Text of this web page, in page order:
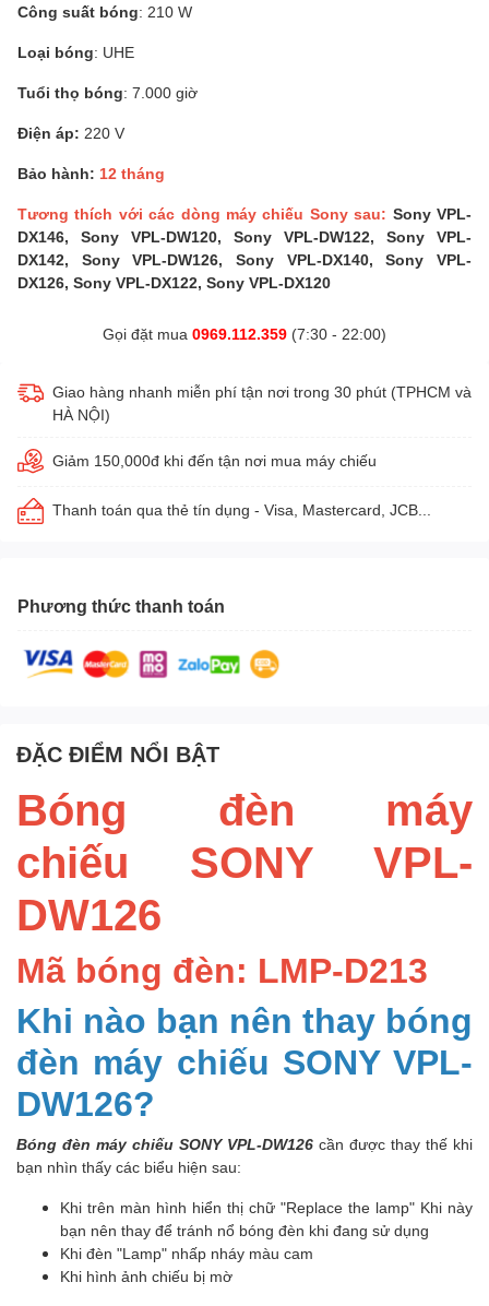
Công suất bóng: 210 W
Loại bóng: UHE
Tuổi thọ bóng: 7.000 giờ
Điện áp: 220 V
Bảo hành: 12 tháng
Tương thích với các dòng máy chiếu Sony sau: Sony VPL-
DX146, Sony VPL-DW120, Sony VPL-DW122, Sony VPL-
DX142, Sony VPL-DW126, Sony VPL-DX140, Sony VPL-
DX126, Sony VPL-DX122, Sony VPL-DX120
Gọi đặt mua 0969.112.359 (7:30 - 22:00)
Giao hàng nhanh miễn phí tận nơi trong 30 phút (TPHCM và
HÀ NỘI)
Giảm 150,000đ khi đến tận nơi mua máy chiếu
Thanh toán qua thẻ tín dụng - Visa, Mastercard, JCB...
Phương thức thanh toán
ĐẶC ĐIỂM NỔI BẬT
Bóng đèn máy
chiếu SONY VPL-
DW126
Mã bóng đèn: LMP-D213
Khi nào bạn nên thay bóng
đèn máy chiếu SONY VPL-
DW126?
Bóng đèn máy chiếu SONY VPL-DW126 cần được thay thế khi
bạn nhìn thấy các biểu hiện sau:
Khi trên màn hình hiển thị chữ "Replace the lamp" Khi này
bạn nên thay để tránh nổ bóng đèn khi đang sử dụng
Khi đèn "Lamp" nhấp nháy màu cam
Khi hình ảnh chiếu bị mờ